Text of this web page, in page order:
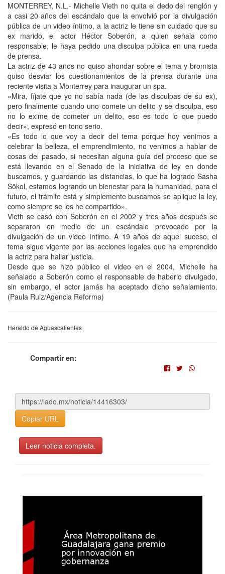
MONTERREY, N.L.- Michelle Vieth no quita el dedo del renglón y
a casi 20 años del escándalo que la envolvió por la divulgación
pública de un video íntimo, a la actriz le tiene sin cuidado que su
ex marido, el actor Héctor Soberón, a quien señala como
responsable, le haya pedido una disculpa pública en una rueda
de prensa.
La actriz de 43 años no quiso ahondar sobre el tema y bromista
quiso desviar los cuestionamientos de la prensa durante una
reciente visita a Monterrey para inaugurar un spa.
«Mira, fíjate que yo no sabía nada (de las disculpas de su ex),
pero finalmente cuando uno comete un delito y se disculpa, eso
no lo exime de cometer un delito, eso es todo lo que puedo
decir», expresó en tono serio.
«Es todo lo que voy a decir del tema porque hoy venimos a
celebrar la belleza, el emprendimiento, no venimos a hablar de
cosas del pasado, si necesitan alguna guía del proceso que se
está llevando en el Senado de la iniciativa de ley en donde
buscamos, y guardando las distancias, lo que ha logrado Sasha
Sökol, estamos logrando un bienestar para la humanidad, para el
futuro, el trámite está y simplemente buscamos se aplique la ley,
como siempre se los he compartido».
Vieth se casó con Soberón en el 2002 y tres años después se
separaron en medio de un escándalo provocado por la
divulgación de un video íntimo. A 19 años de aquel suceso, el
tema sigue vigente por las acciones legales que ha emprendido
la actriz para hallar justicia.
Desde que se hizo público el video en el 2004, Michelle ha
señalado a Soberón como el responsable de haberlo divulgado,
sin embargo, el actor jamás ha aceptado dicho señalamiento.
(Paula Ruiz/Agencia Reforma)
Heraldo de Aguascalientes
Compartir en:
Copiar URL
Leer noticia completa.